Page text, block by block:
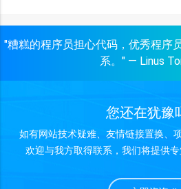
"糟糕的程序员担心代码，优秀程序
系。" — Linus
您还在犹豫
如有网站技术疑难、友情链接置换、
欢迎与我方取得联系，我们将提供